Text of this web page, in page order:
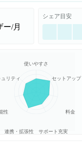
ー/月
シェア目安
使いやすさ
セットアップ
料金
サポート充実
連携・拡張性
性
リティ